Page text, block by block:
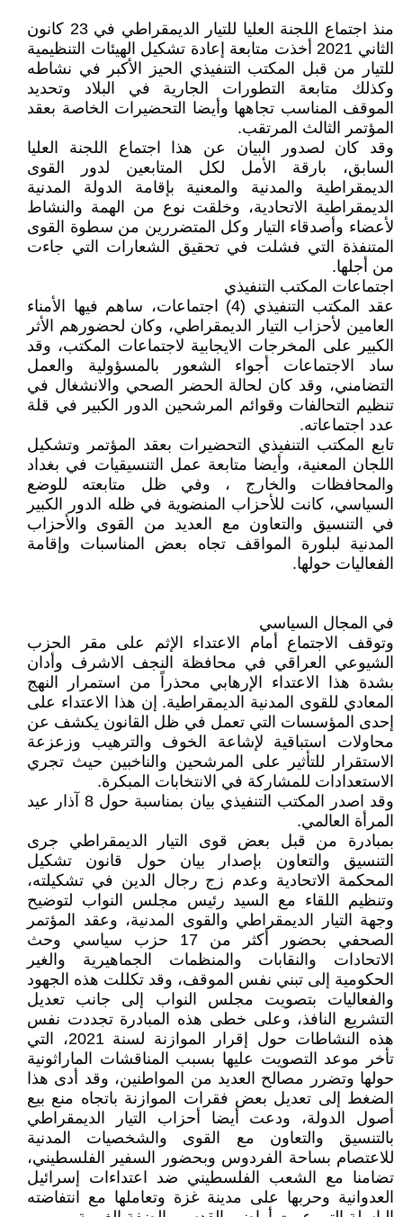
منذ اجتماع اللجنة العليا للتيار الديمقراطي في 23 كانون
الثاني 2021 أخذت متابعة إعادة تشكيل الهيئات التنظيمية
للتيار من قبل المكتب التنفيذي الحيز الأكبر في نشاطه
وكذلك متابعة التطورات الجارية في البلاد وتحديد
الموقف المناسب تجاهها وأيضا التحضيرات الخاصة بعقد
المؤتمر الثالث المرتقب.
وقد كان لصدور البيان عن هذا اجتماع اللجنة العليا
السابق، بارقة الأمل لكل المتابعين لدور القوى
الديمقراطية والمدنية والمعنية بإقامة الدولة المدنية
الديمقراطية الاتحادية، وخلقت نوع من الهمة والنشاط
لأعضاء وأصدقاء التيار وكل المتضررين من سطوة القوى
المتنفذة التي فشلت في تحقيق الشعارات التي جاءت
من أجلها.
اجتماعات المكتب التنفيذي
عقد المكتب التنفيذي (4) اجتماعات، ساهم فيها الأمناء
العامين لأحزاب التيار الديمقراطي، وكان لحضورهم الأثر
الكبير على المخرجات الايجابية لاجتماعات المكتب، وقد
ساد الاجتماعات أجواء الشعور بالمسؤولية والعمل
التضامني، وقد كان لحالة الحضر الصحي والانشغال في
تنظيم التحالفات وقوائم المرشحين الدور الكبير في قلة
عدد اجتماعاته.
تابع المكتب التنفيذي التحضيرات بعقد المؤتمر وتشكيل
اللجان المعنية، وأيضا متابعة عمل التنسيقيات في بغداد
والمحافظات والخارج ، وفي ظل متابعته للوضع
السياسي، كانت للأحزاب المنضوية في ظله الدور الكبير
في التنسيق والتعاون مع العديد من القوى والأحزاب
المدنية لبلورة المواقف تجاه بعض المناسبات وإقامة
الفعاليات حولها.
في المجال السياسي
وتوقف الاجتماع أمام الاعتداء الإثم على مقر الحزب
الشيوعي العراقي في محافظة النجف الاشرف وأدان
بشدة هذا الاعتداء الإرهابي محذراً من استمرار النهج
المعادي للقوى المدنية الديمقراطية. إن هذا الاعتداء على
إحدى المؤسسات التي تعمل في ظل القانون يكشف عن
محاولات استباقية لإشاعة الخوف والترهيب وزعزعة
الاستقرار للتأثير على المرشحين والناخبين حيث تجري
الاستعدادات للمشاركة في الانتخابات المبكرة.
وقد اصدر المكتب التنفيذي بيان بمناسبة حول 8 آذار عيد
المرأة العالمي.
بمبادرة من قبل بعض قوى التيار الديمقراطي جرى
التنسيق والتعاون بإصدار بيان حول قانون تشكيل
المحكمة الاتحادية وعدم زج رجال الدين في تشكيلته،
وتنظيم اللقاء مع السيد رئيس مجلس النواب لتوضيح
وجهة التيار الديمقراطي والقوى المدنية، وعقد المؤتمر
الصحفي بحضور أكثر من 17 حزب سياسي وحث
الاتحادات والنقابات والمنظمات الجماهيرية والغير
الحكومية إلى تبني نفس الموقف، وقد تكللت هذه الجهود
والفعاليات بتصويت مجلس النواب إلى جانب تعديل
التشريع النافذ، وعلى خطى هذه المبادرة تجددت نفس
هذه النشاطات حول إقرار الموازنة لسنة 2021، التي
تأخر موعد التصويت عليها بسبب المناقشات الماراثونية
حولها وتضرر مصالح العديد من المواطنين، وقد أدى هذا
الضغط إلى تعديل بعض فقرات الموازنة باتجاه منع بيع
أصول الدولة، ودعت أيضا أحزاب التيار الديمقراطي
بالتنسيق والتعاون مع القوى والشخصيات المدنية
للاعتصام بساحة الفردوس وبحضور السفير الفلسطيني،
تضامنا مع الشعب الفلسطيني ضد اعتداءات إسرائيل
العدوانية وحربها على مدينة غزة وتعاملها مع انتفاضته